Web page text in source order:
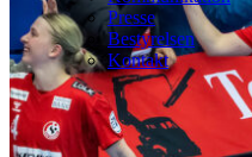
Presse
Bestyrelsen
Kontakt